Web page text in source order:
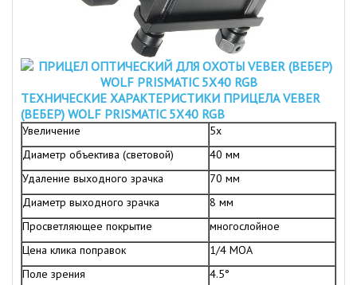
ТЕХНИЧЕСКИЕ ХАРАКТЕРИСТИКИ ПРИЦЕЛА VEBER
(ВЕБЕР) WOLF PRISMATIC 5Х40 RGB
Увеличение
5х
Диаметр объектива (световой)
40 мм
Удаление выходного зрачка
70 мм
Диаметр выходного зрачка
8 мм
Просветляющее покрытие
многослойное
Цена клика поправок
1/4 MOA
Поле зрения
4.5°